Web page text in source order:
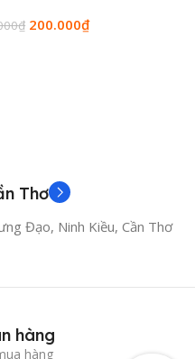
₫ 200.000₫
Thơ
Đạo, Ninh Kiều, Cần Thơ
hàng
hàng